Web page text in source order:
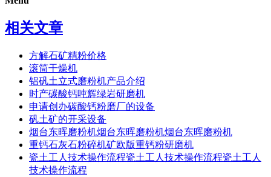
相关文章
方解石矿精粉价格
滚筒干燥机
铝矾土立式磨粉机产品介绍
时产碳酸钙吨辉绿岩研磨机
申请创办碳酸钙粉磨厂的设备
矾土矿的开采设备
烟台东晖磨粉机烟台东晖磨粉机烟台东晖磨粉机
重钙石灰石粉碎机矿欧版重钙粉研磨机
瓷土工人技术操作流程瓷土工人技术操作流程瓷土工人
技术操作流程